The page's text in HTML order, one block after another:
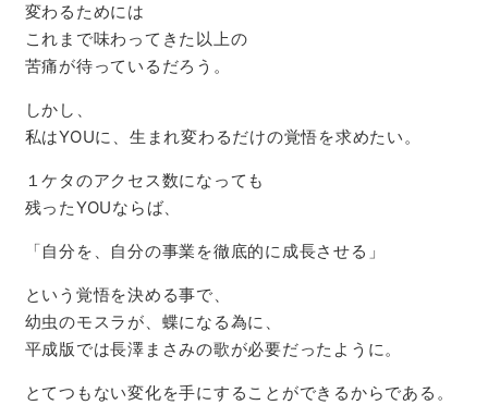
変わるためには
これまで味わってきた以上の
苦痛が待っているだろう。
しかし、
私はYOUに、生まれ変わるだけの覚悟を求めたい。
１ケタのアクセス数になっても
残ったYOUならば、
「自分を、自分の事業を徹底的に成長させる」
という覚悟を決める事で、
幼虫のモスラが、蝶になる為に、
平成版では長澤まさみの歌が必要だったように。
とてつもない変化を手にすることができるからである。